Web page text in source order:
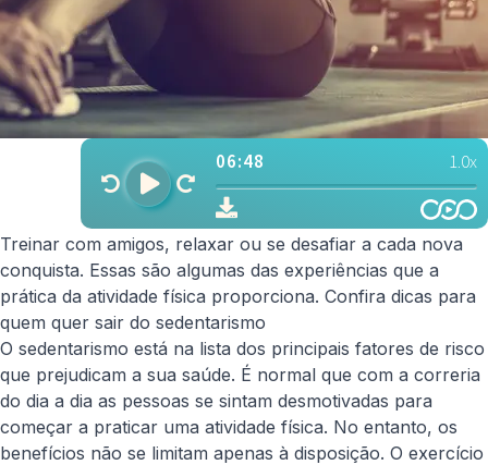
Treinar com amigos, relaxar ou se desafiar a cada nova
conquista. Essas são algumas das experiências que a
prática da atividade física proporciona. Confira dicas para
quem quer sair do sedentarismo
O sedentarismo está na lista dos principais fatores de risco
que prejudicam a sua saúde. É normal que com a correria
do dia a dia as pessoas se sintam desmotivadas para
começar a praticar uma atividade física. No entanto, os
benefícios não se limitam apenas à disposição. O exercício